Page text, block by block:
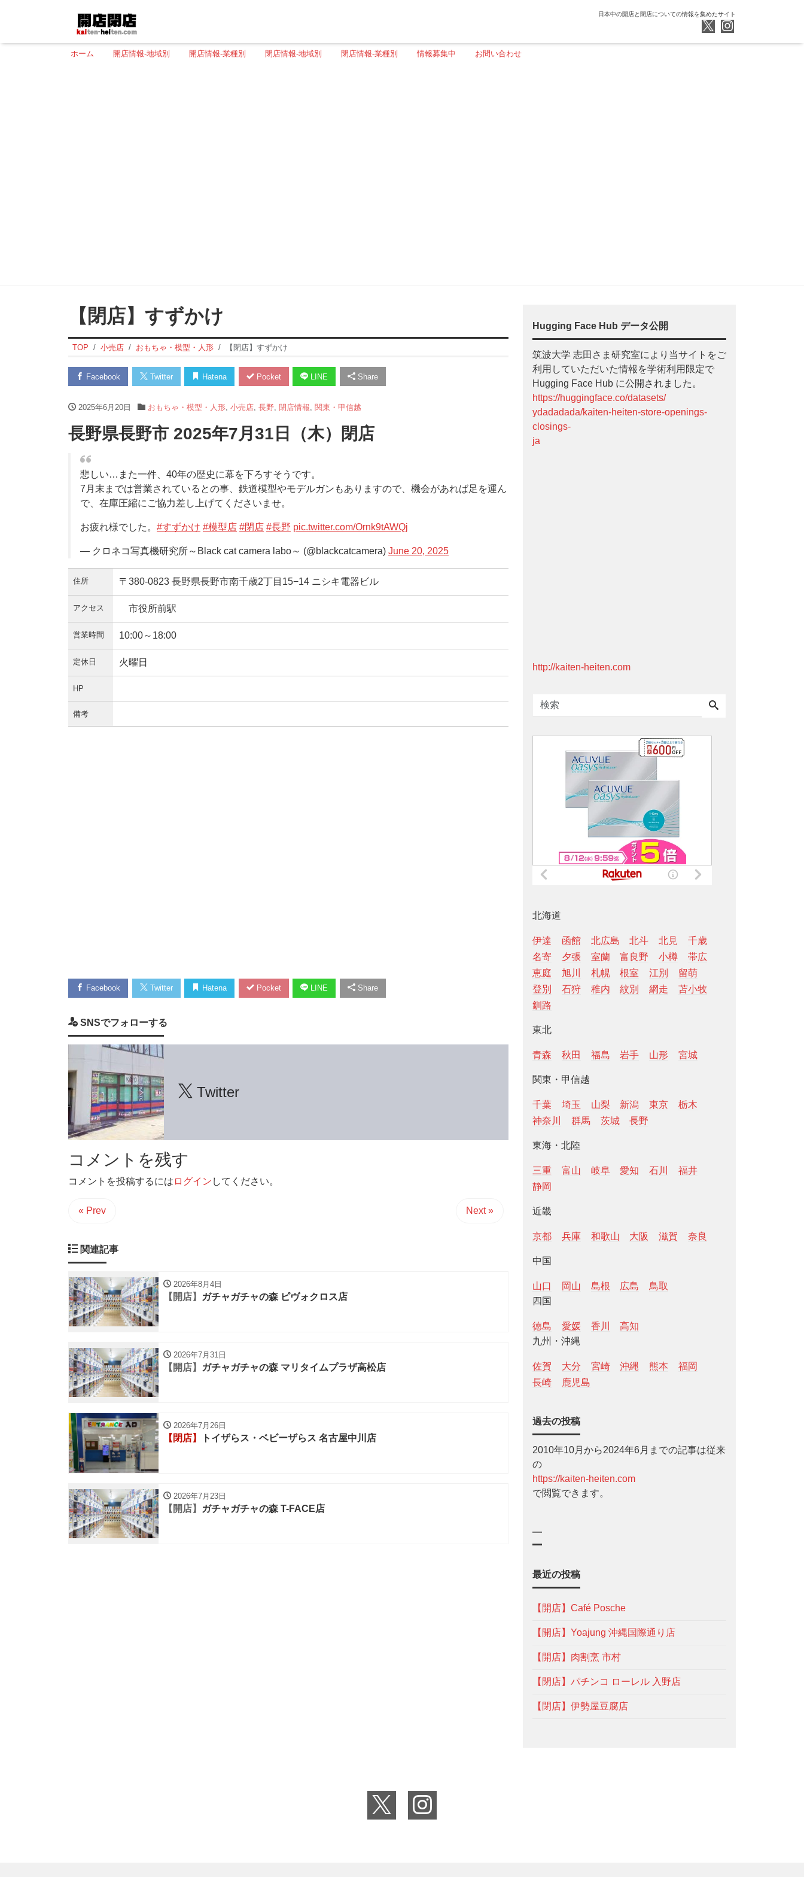
日本中の開店と閉店についての情報を集めたサイト
ホーム 開店情報-地域別 開店情報-業種別 閉店情報-地域別 閉店情報-業種別 情報募集中 お問い合わせ
【閉店】すずかけ
TOP 小売店 おもちゃ・模型・人形 【閉店】すずかけ
Facebook Twitter Hatena Pocket LINE Share
2025年6月20日 おもちゃ・模型・人形, 小売店, 長野, 閉店情報 関東・甲信越
長野県長野市 2025年7月31日（木）閉店
悲しい…また一件、40年の歴史に幕を下ろすそうです。
7月末までは営業されているとの事、鉄道模型やモデルガンもありますので、機会があれば足を運ん
で、在庫圧縮にご協力差し上げてくださいませ。
お疲れ様でした。 #すずかけ #模型店 #閉店 #長野 pic.twitter.com/Ornk9tAWQj
— クロネコ写真機研究所～Black cat camera labo～ (@blackcatcamera) June 20, 2025
住所 〒380-0823 長野県長野市南千歳2丁目15−14 ニシキ電器ビル
アクセス 市役所前駅
営業時間 10:00～18:00
定休日 火曜日
HP
備考
Facebook Twitter Hatena Pocket LINE Share
SNSでフォローする
Twitter
コメントを残す
コメントを投稿するには ログイン してください。
« Prev Next »
関連記事
2026年8月4日
【開店】 ガチャガチャの森 ピヴォクロス店
2026年7月31日
【開店】 ガチャガチャの森 マリタイムプラザ高松店
2026年7月26日
【閉店】 トイザらス・ベビーザらス 名古屋中川店
2026年7月23日
【開店】 ガチャガチャの森 T-FACE店
Hugging Face Hub データ公開
筑波大学 志田さま研究室により当サイトをご
利用していただいた情報を学術利用限定で
Hugging Face Hub に公開されました。
https://huggingface.co/datasets/
ydadadada/kaiten-heiten-store-openings-
closings-
ja
http://kaiten-heiten.com
北海道
伊達 函館 北広島 北斗 北見
千歳
名寄
夕張 室蘭 富良野 小樽
帯広
恵庭
旭川 札幌 根室 江別
留萌
登別
石狩 稚内 紋別 網走
苫小牧
釧路
東北
青森 秋田 福島 岩手 山形 宮城
関東・甲信越
千葉 埼玉 山梨 新潟 東京
栃木
神奈川
群馬 茨城 長野
東海・北陸
三重 富山 岐阜 愛知 石川
福井
静岡
近畿
京都 兵庫 和歌山 大阪 滋賀 奈良
中国
山口 岡山 島根 広島
鳥取
四国
徳島 愛媛 香川
高知
九州・沖縄
佐賀 大分 宮崎 沖縄 熊本
福岡
長崎
鹿児島
過去の投稿
2010年10月から2024年6月までの記事は従来
の
https://kaiten-heiten.com
で閲覧できます。
—
最近の投稿
【開店】Café Posche
【開店】Yoajung 沖縄国際通り店
【開店】肉割烹 市村
【閉店】パチンコ ローレル 入野店
【閉店】伊勢屋豆腐店